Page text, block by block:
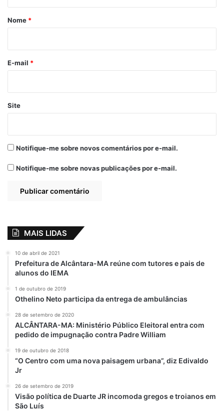
r
*
Nome *
E-mail *
Site
Notifique-me sobre novos comentários por e-mail.
Notifique-me sobre novas publicações por e-mail.
MAIS LIDAS
10 de abril de 2021
Prefeitura de Alcântara-MA reúne com tutores e pais de
alunos do IEMA
1 de outubro de 2019
Othelino Neto participa da entrega de ambulâncias
28 de setembro de 2020
ALCÂNTARA-MA: Ministério Público Eleitoral entra com
pedido de impugnação contra Padre William
19 de outubro de 2018
“O Centro com uma nova paisagem urbana”, diz Edivaldo
Jr
26 de setembro de 2019
Visão política de Duarte JR incomoda gregos e troianos em
São Luís